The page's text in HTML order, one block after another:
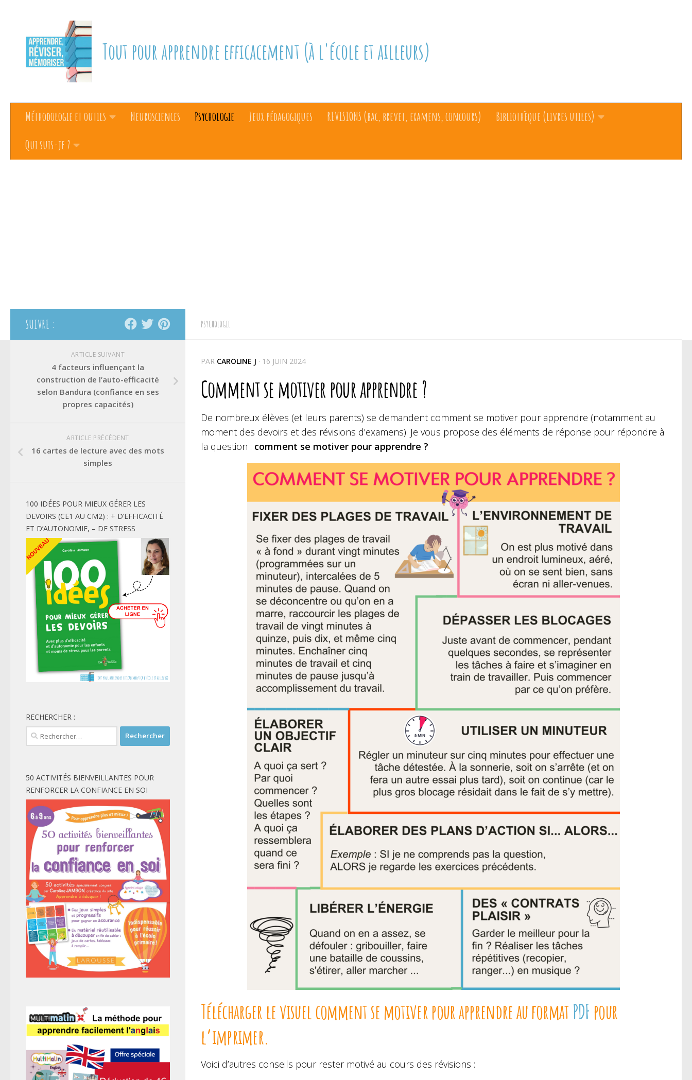
Tout pour apprendre efficacement (à l'école et ailleurs)
Méthodologie et outils Neurosciences Psychologie Jeux pédagogiques REVISIONS (bac, brevet, examens, concours)
Bibliothèque (livres utiles)
Qui suis-je ?
PSYCHOLOGIE
PAR CAROLINE J · 16 JUIN 2024
Comment se motiver pour apprendre ?
De nombreux élèves (et leurs parents) se demandent comment se motiver pour apprendre (notamment au
moment des devoirs et des révisions d’examens). Je vous propose des éléments de réponse pour répondre à
la question : comment se motiver pour apprendre ?
Télécharger le visuel comment se motiver pour apprendre au formatPDFpour
l’imprimer.
Voici d’autres conseils pour rester motivé au cours des révisions :
SUIVRE :
ARTICLE SUIVANT
4 facteurs influençant la
construction de l’auto-efficacité
selon Bandura (confiance en ses
propres capacités)
ARTICLE PRÉCÉDENT
16 cartes de lecture avec des mots
simples
100 IDÉES POUR MIEUX GÉRER LES
DEVOIRS (CE1 AU CM2) : + D’EFFICACITÉ
ET D’AUTONOMIE, – DE STRESS
RECHERCHER :
Rechercher :
50 ACTIVITÉS BIENVEILLANTES POUR
RENFORCER LA CONFIANCE EN SOI